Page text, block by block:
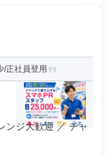
/正社員登用
ンジ大歓迎 ／ チャ